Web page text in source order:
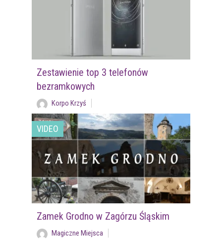
Zestawienie top 3 telefonów
bezramkowych
Korpo Krzyś
VIDEO
Zamek Grodno w Zagórzu Śląskim
Magiczne Miejsca